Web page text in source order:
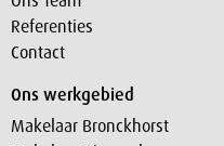
Referenties
Contact
Ons werkgebied
Makelaar Bronckhorst